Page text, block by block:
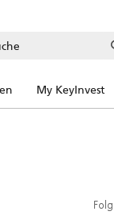
My KeyInvest